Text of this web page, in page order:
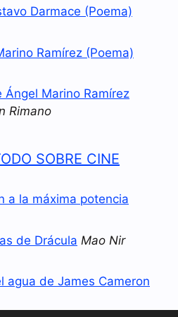
Darmace (Poema)
Ramírez (Poema)
Ángel Marino Ramírez
Rimano
SOBRE CINE
a la máxima potencia
de Drácula Mao Nir
agua de James Cameron